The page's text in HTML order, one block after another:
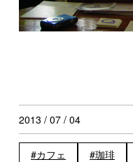
2013 / 07 / 04
カフェ 珈琲